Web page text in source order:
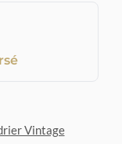
Vintage